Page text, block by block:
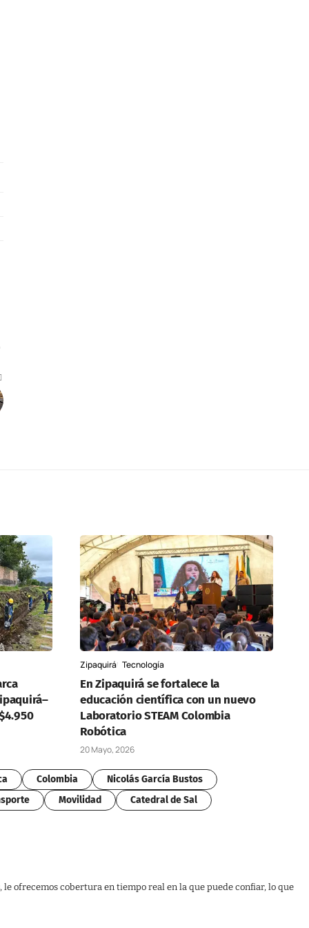
Zipaquirá Tecnología
En Zipaquirá se fortalece la
educación científica con un nuevo
Laboratorio STEAM Colombia
Robótica
20 Mayo, 2026
Colombia
Nicolás García Bustos
Movilidad Catedral de Sal
ofrecemos cobertura en tiempo real en la que puede confiar, lo que